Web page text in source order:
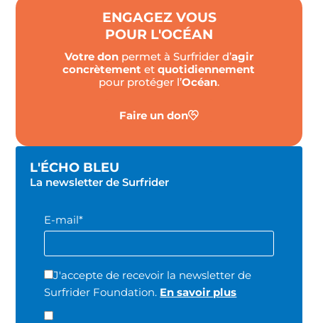
ENGAGEZ VOUS
POUR L'OCÉAN
Votre donpermet à Surfrider d’agir
concrètement etquotidiennement
pour protéger l’Océan.
Faire un don
L'ÉCHO BLEU
La newsletter de Surfrider
E-mail*
J'accepte de recevoir la newsletter de
Surfrider Foundation. En savoir plus